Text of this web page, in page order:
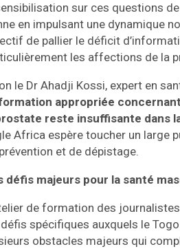
sur ces questions
en impulsant une dynamique
de pallier le déficit
les affections de la
le Dr Ahadji Kossi, expert en
appropriée
reste insuffisante dans
Africa espère toucher un large
et de dépistage.
défis majeurs pour la santé
de formation des
spécifiques auxquels le
obstacles majeurs qui